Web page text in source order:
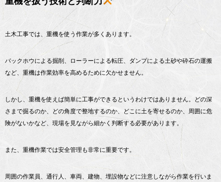
土木工事では、重機を使う作業が多くあります。
バックホウによる掘削、ローラーによる転圧、ダンプによる土砂や砕石の運搬
など、重機は作業効率を高めるために欠かせません。
しかし、重機を使えば簡単に工事ができるというわけではありません。どの深
さまで掘るのか、どの角度で整地するのか、どこに土を寄せるのか、周囲に危
険がないかなど、現場を見ながら細かく判断する必要があります。
また、重機作業では安全管理も非常に重要です。
周囲の作業員、通行人、車両、建物、埋設物などに注意しながら作業を行いま